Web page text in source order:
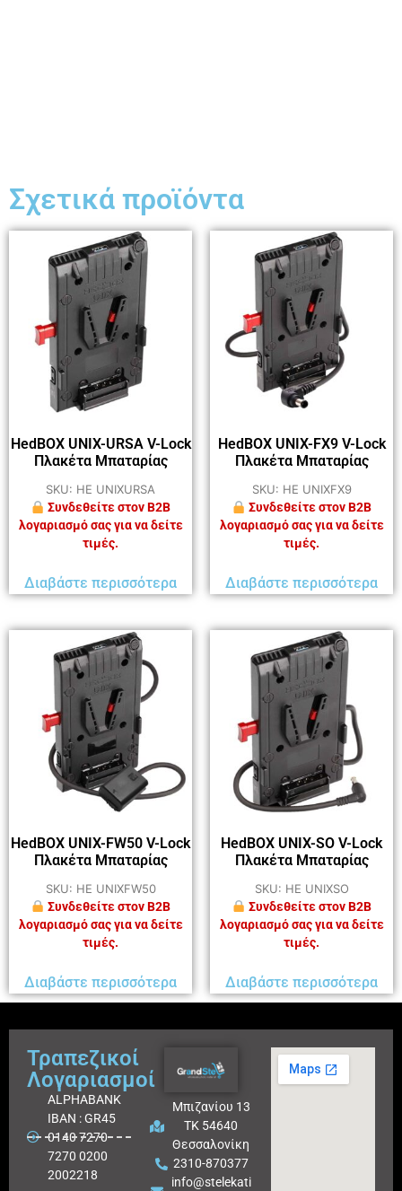
Σχετικά προϊόντα
HedBOX UNIX-URSA V-Lock
Πλακέτα Μπαταρίας
SKU: HE UNIXURSA
Συνδεθείτε στον B2B
λογαριασμό σας για να δείτε
τιμές.
Διαβάστε περισσότερα
HedBOX UNIX-FX9 V-Lock
Πλακέτα Μπαταρίας
SKU: HE UNIXFX9
Συνδεθείτε στον B2B
λογαριασμό σας για να δείτε
τιμές.
Διαβάστε περισσότερα
HedBOX UNIX-FW50 V-Lock
Πλακέτα Μπαταρίας
SKU: HE UNIXFW50
Συνδεθείτε στον B2B
λογαριασμό σας για να δείτε
τιμές.
Διαβάστε περισσότερα
HedBOX UNIX-SO V-Lock
Πλακέτα Μπαταρίας
SKU: HE UNIXSO
Συνδεθείτε στον B2B
λογαριασμό σας για να δείτε
τιμές.
Διαβάστε περισσότερα
Τραπεζικοί
Λογαριασμοί
ALPHABANK
IBAN : GR45
0140 7270
7270 0200
2002218
Μπιζανίου 13
ΤΚ 54640
Θεσσαλονίκη
2310-870377
info@stelekati